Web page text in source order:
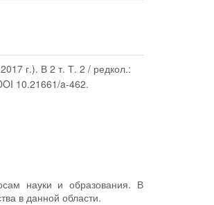
г.). В 2 т. Т. 2 / редкол.:
10.21661/a-462.
науки и образования. В
в данной области.